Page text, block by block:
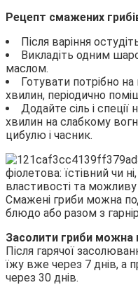
Рецепт смажених
Після варіння
Викладіть одним
маслом.
Готувати потрібно
хвилин, періодично
Додайте сіль і спеції
хвилин на слабкому
цибулю і часник.
Смажені гриби можна
блюдо або разом з
Засолити гриби можна
Після гарячої
їжу вже через 7 днів, а
через 30 днів.